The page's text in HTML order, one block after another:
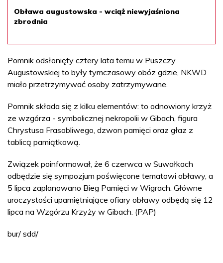
Obława augustowska - wciąż niewyjaśniona
zbrodnia
Pomnik odsłonięty cztery lata temu w Puszczy
Augustowskiej to były tymczasowy obóz gdzie, NKWD
miało przetrzymywać osoby zatrzymywane.
Pomnik składa się z kilku elementów: to odnowiony krzyż
ze wzgórza - symbolicznej nekropolii w Gibach, figura
Chrystusa Frasobliwego, dzwon pamięci oraz głaz z
tablicą pamiątkową.
Związek poinformował, że 6 czerwca w Suwałkach
odbędzie się sympozjum poświęcone tematowi obławy, a
5 lipca zaplanowano Bieg Pamięci w Wigrach. Główne
uroczystości upamiętniające ofiary obławy odbędą się 12
lipca na Wzgórzu Krzyży w Gibach. (PAP)
bur/ sdd/